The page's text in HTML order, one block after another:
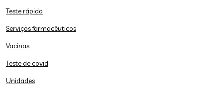
Teste rápido
Serviços farmacêuticos
Vacinas
Teste de covid
Unidades